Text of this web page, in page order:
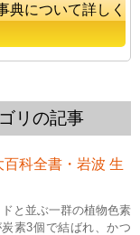
典について詳しく
リの記事
百科全書・岩波 生
と並ぶ一群の植物色素
素3個で結ばれ、かつ